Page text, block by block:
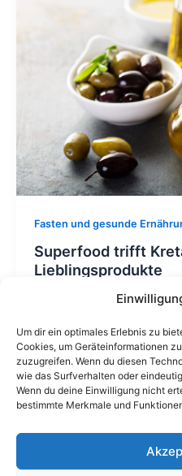
Um dir ein optimales Erlebnis zu
Cookies, um Geräteinformationen
zuzugreifen. Wenn du diesen
wie das Surfverhalten oder
Wenn du deine Einwilligung nicht
bestimmte Merkmale und
Fasten und gesunde
Superfood trifft
Lieblingsprodukte
10. November 2024
Hallo Ihr Lieben, ich liebe
das tolle Olivenöl und den
beim Kochen […]
Copyright © Irene Meints
*Hinweis: Als Amazon-